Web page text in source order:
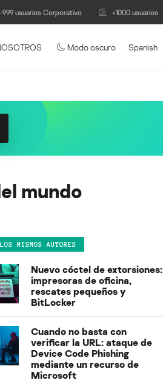
999 usuarios Corporativo +1000 usuarios
Modo oscuro Spanish
mundo
MISMOS AUTORES
Nuevo cóctel de extorsiones:
impresoras de oficina,
rescates pequeños y
BitLocker
Cuando no basta con
verificar la URL: ataque de
Device Code Phishing
mediante un recurso de
Microsoft